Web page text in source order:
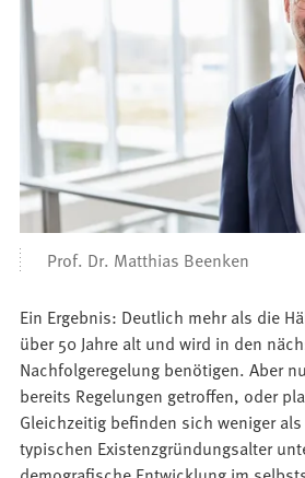
Prof. Dr. Matthias Beenken
Ein Ergebnis: Deutlich mehr als die
über 50 Jahre alt und wird in den
Nachfolgeregelung benötigen. Aber
bereits Regelungen getroffen, oder
Gleichzeitig befinden sich weniger als
typischen Existenzgründungsalter